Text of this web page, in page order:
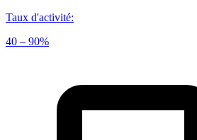
Taux d'activité:
40 – 90%